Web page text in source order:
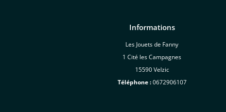
Informations
Les Jouets de Fanny
1 Cité les Campagnes
15590 Velzic
Téléphone :0672906107